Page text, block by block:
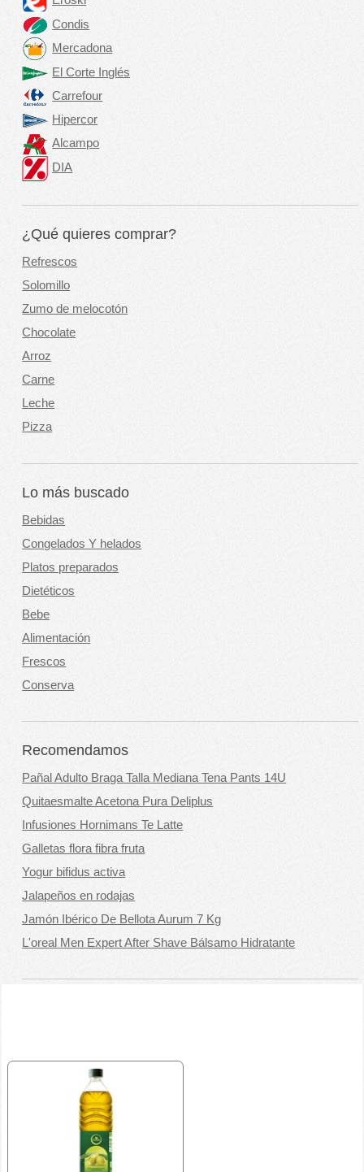
Condis
Mercadona
El Corte Inglés
Carrefour
Hipercor
Alcampo
DIA
¿Qué quieres comprar?
Refrescos
Solomillo
Zumo de melocotón
Chocolate
Arroz
Carne
Leche
Pizza
Lo más buscado
Bebidas
Congelados Y helados
Platos preparados
Dietéticos
Bebe
Alimentación
Frescos
Conserva
Recomendamos
Pañal Adulto Braga Talla Mediana Tena Pants 14U
Quitaesmalte Acetona Pura Deliplus
Infusiones Hornimans Te Latte
Galletas flora fibra fruta
Yogur bifidus activa
Jalapeños en rodajas
Jamón Ibérico De Bellota Aurum 7 Kg
L'oreal Men Expert After Shave Bálsamo Hidratante